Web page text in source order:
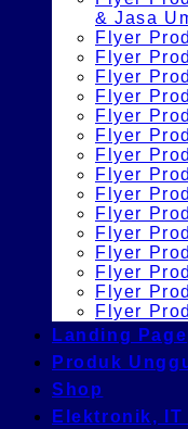
& Jasa
Flyer
Flyer
Flyer
Flyer
Flyer
Flyer
Flyer
Flyer
Flyer
Flyer
Flyer
Flyer
Flyer
Flyer
Flyer
Landing Page
Produk
Shop
Elektronik, IT